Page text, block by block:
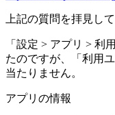
上記の質問を拝見して
「設定 > アプリ > 利
たのですが、「利用
当たりません。
アプリの情報